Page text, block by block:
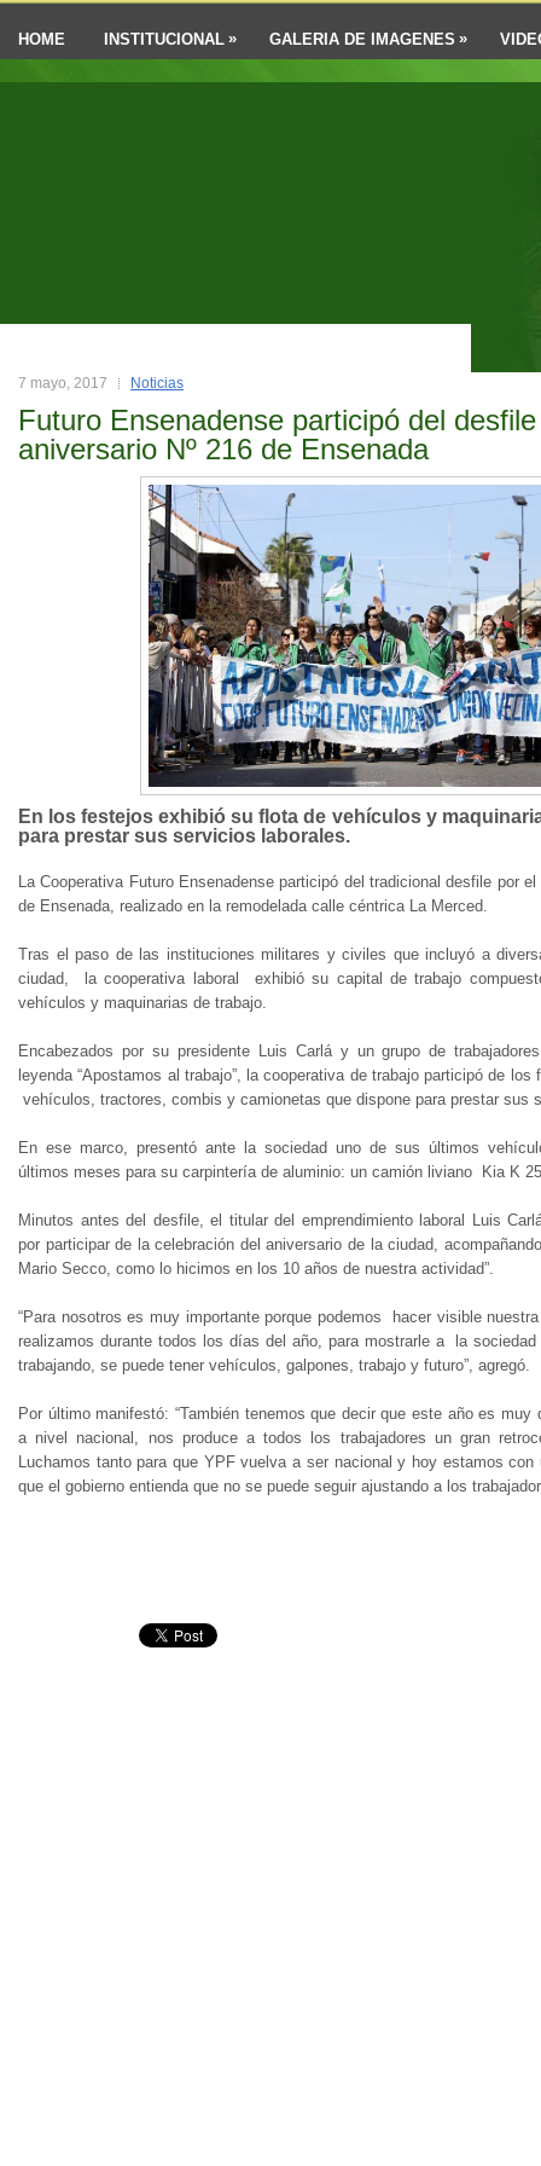
HOME INSTITUCIONAL » GALERIA DE IMAGENES »
7 mayo, 2017 Noticias
Futuro Ensenadense participó del
aniversario Nº 216 de Ensenada
En los festejos exhibió su flota de vehículos y
para prestar sus servicios laborales.
La Cooperativa Futuro Ensenadense participó del tradicional desfile por
de Ensenada, realizado en la remodelada calle céntrica La Merced.
Tras el paso de las instituciones militares y civiles que incluyó a
ciudad, la cooperativa laboral exhibió su capital de trabajo
vehículos y maquinarias de trabajo.
Encabezados por su presidente Luis Carlá y un grupo de
leyenda “Apostamos al trabajo”, la cooperativa de trabajo participó de
vehículos, tractores, combis y camionetas que dispone para prestar sus
En ese marco, presentó ante la sociedad uno de sus últimos
últimos meses para su carpintería de aluminio: un camión liviano Kia K
Minutos antes del desfile, el titular del emprendimiento laboral Luis
por participar de la celebración del aniversario de la ciudad,
Mario Secco, como lo hicimos en los 10 años de nuestra actividad”.
“Para nosotros es muy importante porque podemos hacer visible
realizamos durante todos los días del año, para mostrarle a la
trabajando, se puede tener vehículos, galpones, trabajo y futuro”, agregó.
Por último manifestó: “También tenemos que decir que este año es
a nivel nacional, nos produce a todos los trabajadores un gran
Luchamos tanto para que YPF vuelva a ser nacional y hoy estamos con
que el gobierno entienda que no se puede seguir ajustando a los